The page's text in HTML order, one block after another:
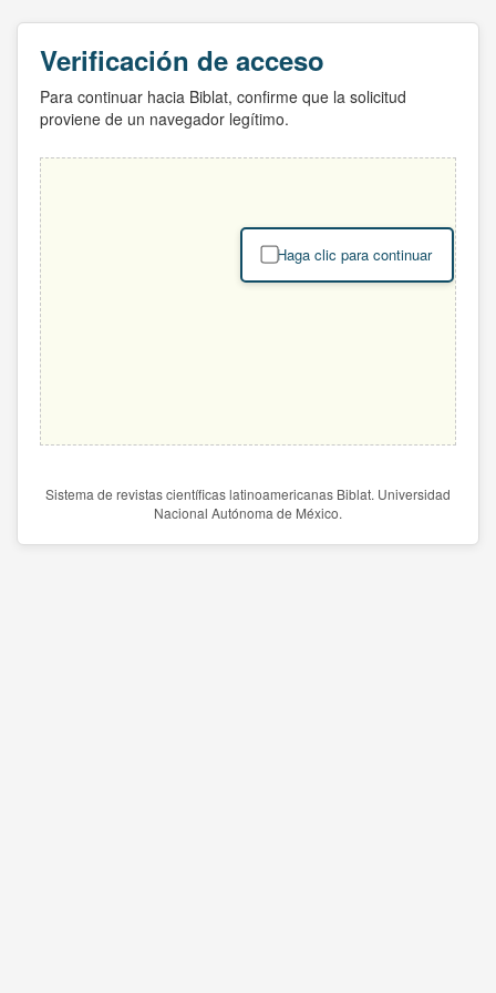
Verificación de acceso
Para continuar hacia Biblat, confirme que la solicitud
proviene de un navegador legítimo.
Haga clic para continuar
Sistema de revistas científicas latinoamericanas Biblat. Universidad
Nacional Autónoma de México.